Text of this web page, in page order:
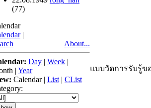
(77)
|
About...
Day | Week |
| Year
Calendar| List | CList
แบบวัดการรับรู้ข